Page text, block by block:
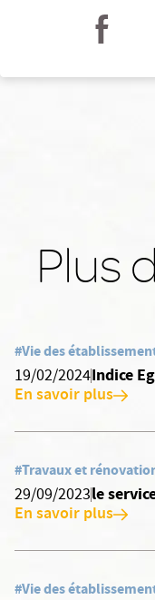
Plus
#Vie des
19/02/2024Indice
En savoir plus
#Travaux et
29/09/2023le
En savoir plus
#Vie des